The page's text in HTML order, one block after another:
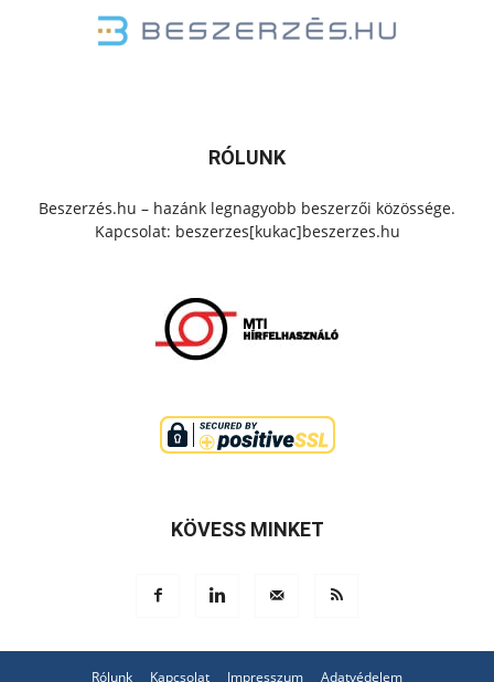
RÓLUNK
Beszerzés.hu – hazánk legnagyobb beszerzői közössége.
Kapcsolat: beszerzes[kukac]beszerzes.hu
KÖVESS MINKET
Rólunk Kapcsolat Impresszum Adatvédelem